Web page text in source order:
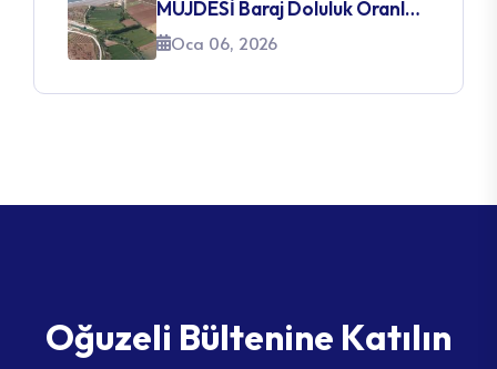
MÜJDESİ Baraj Doluluk Oranları
Yüzleri Güldürüyor
Oca 06, 2026
Oğuzeli Bültenine Katılın